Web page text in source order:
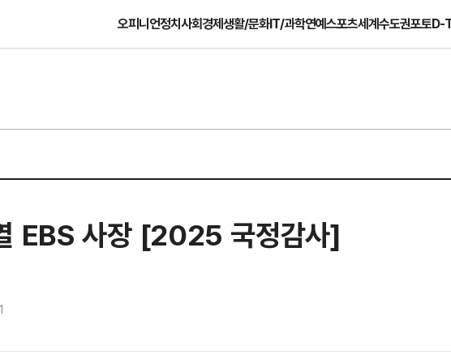
오피니언정치사회경제생활/문화IT/과학연예스포츠세계수도권포토D-
EBS 사장 [2025 국정감사]